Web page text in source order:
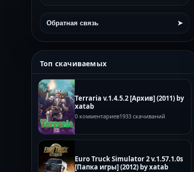
Обратная связь ➤
Топ скачиваемых
Terraria v.1.4.5.2 [Архив] (2011) by
xatab
0 комментариев1933 скачиваний
Euro Truck Simulator 2 v.1.57.1.0s
[Папка игры] (2012) by xatab